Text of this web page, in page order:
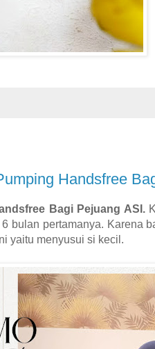
Handsfree
Bagi Pejuang ASI.
bulan pertamanya. Karena
yaitu menyusui si kecil.